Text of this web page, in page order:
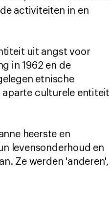
activiteiten in en
uit angst voor
in 1962 en de
etnische
aparte culturele entiteit
heerste en
levensonderhoud en
Ze werden 'anderen',